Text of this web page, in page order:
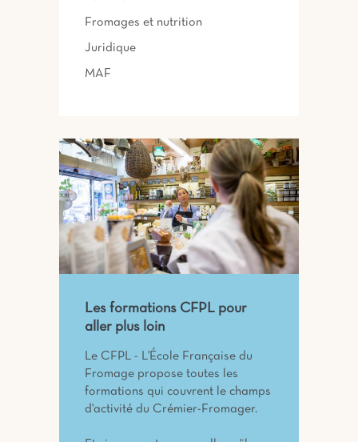
Fromages et nutrition
Juridique
MAF
Les formations CFPL pour
aller plus loin
Le CFPL - L'École Française du
Fromage propose toutes les
formations qui couvrent le champs
d'activité du Crémier-Fromager.